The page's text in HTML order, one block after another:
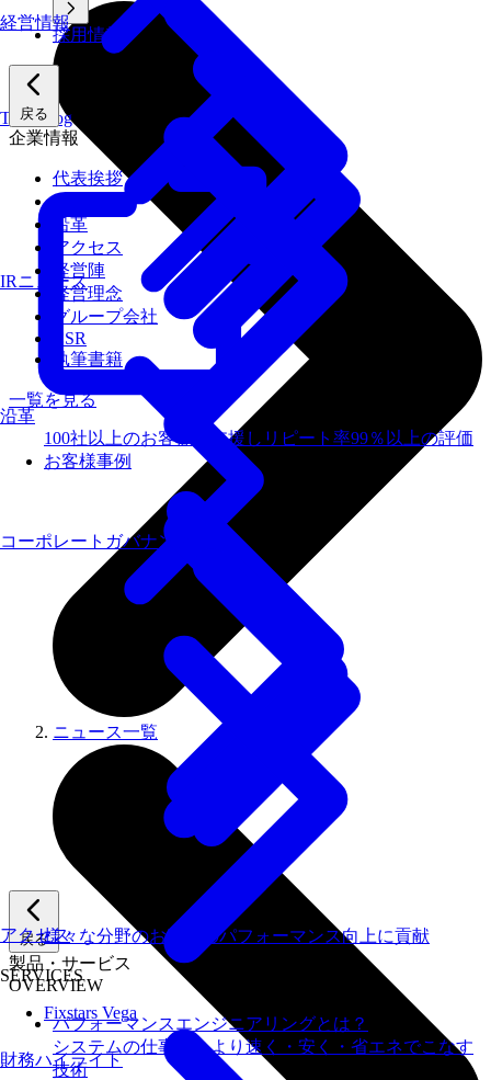
Tech Blog
IRニュース
採用情報
戻る
企業情報
代表挨拶
会社概要
沿革
アクセス
経営陣
経営理念
グループ会社
CSR
執筆書籍
一覧を見る
戻る
製品・サービス
OVERVIEW
パフォーマンスエンジニアリングとは？
システムの仕事を、より速く・安く・省エネでこなす
技術
沿革
アクセス
100社以上のお客様を支援しリピート率99％以上の評価
お客様事例
様々な分野のお客様のパフォーマンス向上に貢献
SERVICES
Fixstars Vega
経営情報
コーポレートガバナンス
財務ハイライト
ニュース一覧